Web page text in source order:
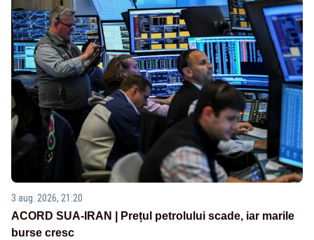
3 aug. 2026, 21:20
ACORD SUA-IRAN | Prețul petrolului scade, iar marile
burse cresc